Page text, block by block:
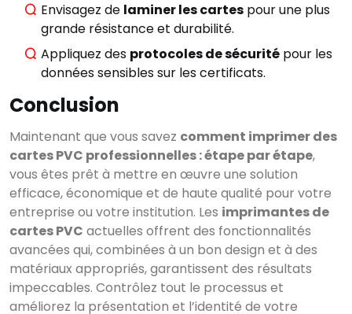
Voir tous les
résultats
Envisagez de laminer les cartes pour une plus
grande résistance et durabilité.
Appliquez des protocoles de sécurité pour les
données sensibles sur les certificats.
Conclusion
Maintenant que vous savez comment imprimer des
cartes PVC professionnelles : étape par étape,
vous êtes prêt à mettre en œuvre une solution
efficace, économique et de haute qualité pour votre
entreprise ou votre institution. Les imprimantes de
cartes PVC actuelles offrent des fonctionnalités
avancées qui, combinées à un bon design et à des
matériaux appropriés, garantissent des résultats
impeccables. Contrôlez tout le processus et
améliorez la présentation et l’identité de votre